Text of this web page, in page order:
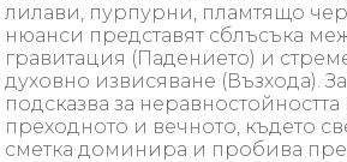
лилави, пурпурни, пламтящо
нюанси представят сблъсъка
гравитация (Падението) и
духовно извисяване (Възхода).
подсказва за
преходното и вечното, където
сметка доминира и пробива